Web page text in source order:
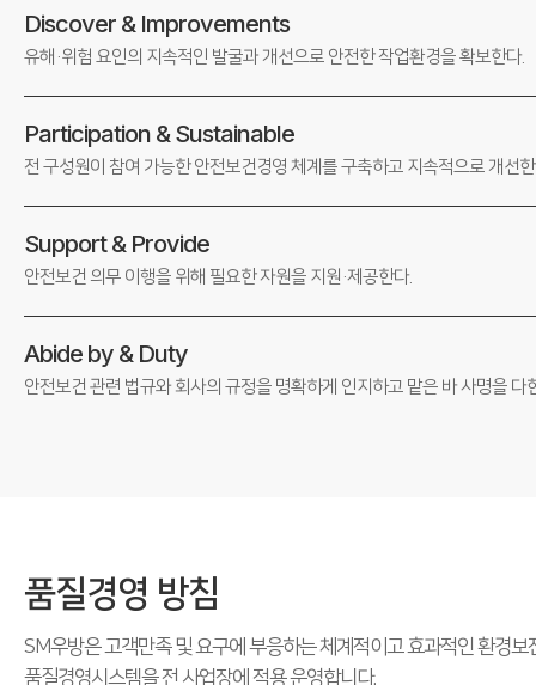
Discover & Improvements
유해·위험 요인의 지속적인 발굴과 개선으로 안전한 작업환경을 확보한다.
Participation & Sustainable
전 구성원이 참여 가능한 안전보건경영 체계를구축하고 지속적으로 개선
Support & Provide
안전보건 의무 이행을 위해 필요한 자원을 지원·제공한다.
Abide by & Duty
안전보건 관련 법규와 회사의 규정을 명확하게 인지하고 맡은 바 사명을 다
품질경영 방침
SM우방은 고객만족 및 요구에 부응하는 체계적이고 효과적인 환경보
품질경영시스템을 전 사업장에 적용 운영합니다.